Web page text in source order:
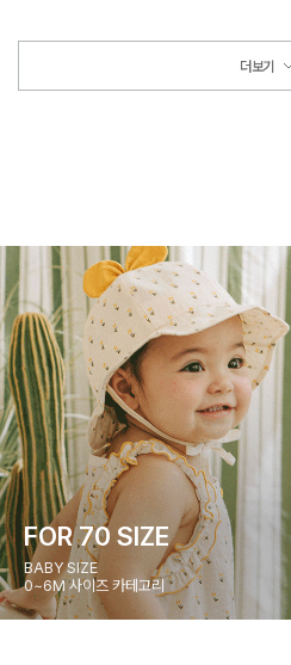
더보기
FOR 70 SIZE
BABY SIZE
0~6M 사이즈 카테고리